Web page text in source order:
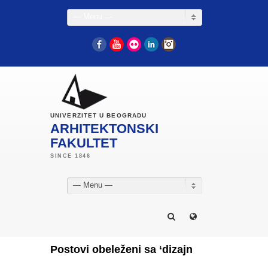
FacebookYouTube
Flickr LinkedIn
UNIVERZITET U BEOGRADU
ARHITEKTONSKI
FAKULTET
— Menu —
Postovi obeleženi sa ‘dizajn